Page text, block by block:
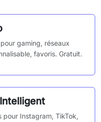
gaming, réseaux
favoris. Gratuit.
pour Instagram, TikTok,